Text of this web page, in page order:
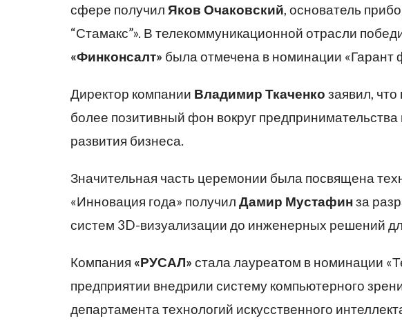
сфере получил Яков Очаковский, основатель
“Стамакс”». В телекоммуникационной отрасли
«Финконсалт» была отмечена в номинации «Гарант
Директор компании Владимир Ткаченко заявил,
более позитивный фон вокруг
развития бизнеса.
Значительная часть церемонии была посвящена
«Инновация года» получил Дамир Мустафинза
систем 3D-визуализации до инженерных решений
Компания «РУСАЛ» стала лауреатом в номинации
предприятии внедрили систему компьютерного
департамента технологий искусственного